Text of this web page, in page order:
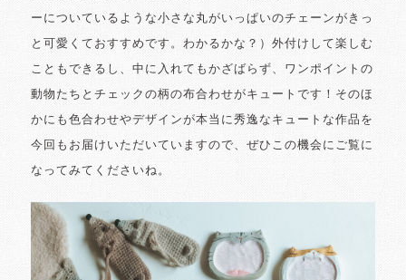
ーについているような小さな丸がいっぱいのチェーンがきっ
と可愛くておすすめです。わかるかな？）外付けして楽しむ
こともできるし、中に入れてもかざばらず、ワンポイントの
動物たちとチェックの柄の布合わせがキュートです！そのほ
かにも色合わせやデザインが本当に秀逸なキュートな作品を
今回もお届けいただいていますので、ぜひこの機会にご覧に
なってみてくださいね。